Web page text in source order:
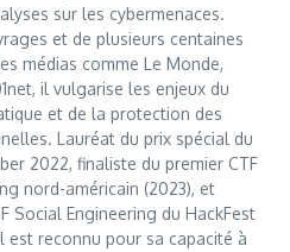
sur les cybermenaces.
et de plusieurs centaines
médias comme Le Monde,
il vulgarise les enjeux du
et de la protection des
Lauréat du prix spécial du
2022, finaliste du premier CTF
nord-américain (2023), et
Social Engineering du HackFest
est reconnu pour sa capacité à